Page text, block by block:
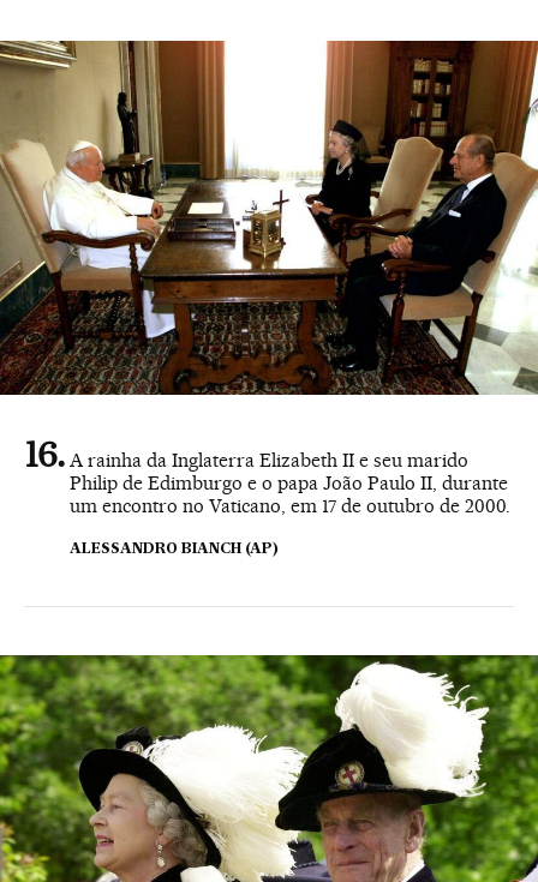
A rainha da Inglaterra Elizabeth II e seu marido
Philip de Edimburgo e o papa João Paulo II, durante
um encontro no Vaticano, em 17 de outubro de 2000.
ALESSANDRO BIANCH (AP)